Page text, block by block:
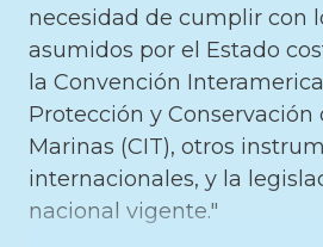
necesidad de cumplir con
asumidos por el Estado
la Convención
Protección y Conservación
Marinas (CIT), otros
internacionales, y la
nacional vigente."